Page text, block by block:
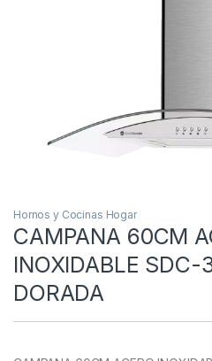
Hornos y Cocinas Hogar
CAMPANA 60CM
INOXIDABLE SDC-
DORADA